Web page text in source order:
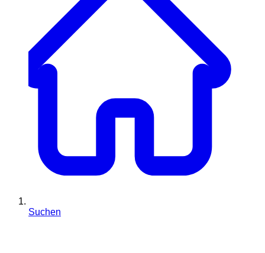
Suchen